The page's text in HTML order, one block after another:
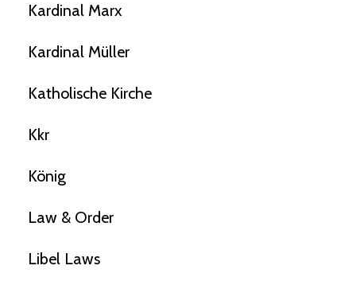
Kardinal Marx
Kardinal Müller
Katholische Kirche
Kkr
König
Law & Order
Libel Laws